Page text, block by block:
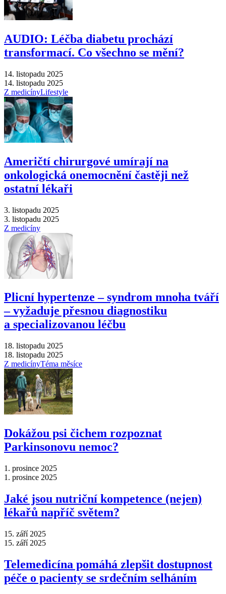
AUDIO: Léčba diabetu prochází
transformací. Co všechno se mění?
14. listopadu 2025
14. listopadu 2025
Z medicínyLifestyle
Američtí chirurgové umírají na
onkologická onemocnění častěji než
ostatní lékaři
3. listopadu 2025
3. listopadu 2025
Z medicíny
Plicní hypertenze –⁠ syndrom mnoha tváří
–⁠ vyžaduje přesnou diagnostiku
a specializovanou léčbu
18. listopadu 2025
18. listopadu 2025
Z medicínyTéma měsíce
Dokážou psi čichem rozpoznat
Parkinsonovu nemoc?
1. prosince 2025
1. prosince 2025
Jaké jsou nutriční kompetence (nejen)
lékařů napříč světem?
15. září 2025
15. září 2025
Telemedicína pomáhá zlepšit dostupnost
péče o pacienty se srdečním selháním